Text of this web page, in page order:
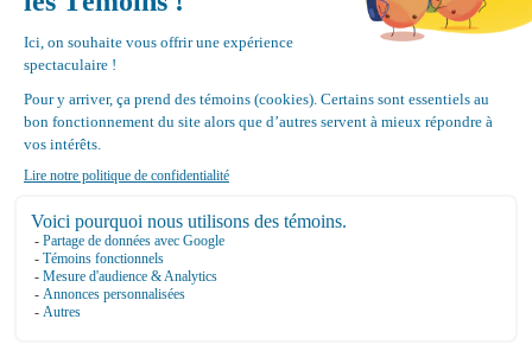
Déneigement
de toits
Équipements
Politique de
Google
4.7